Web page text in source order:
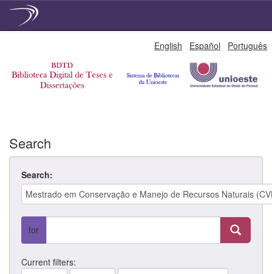
English Español Português
Search
Search:
for
Current filters: